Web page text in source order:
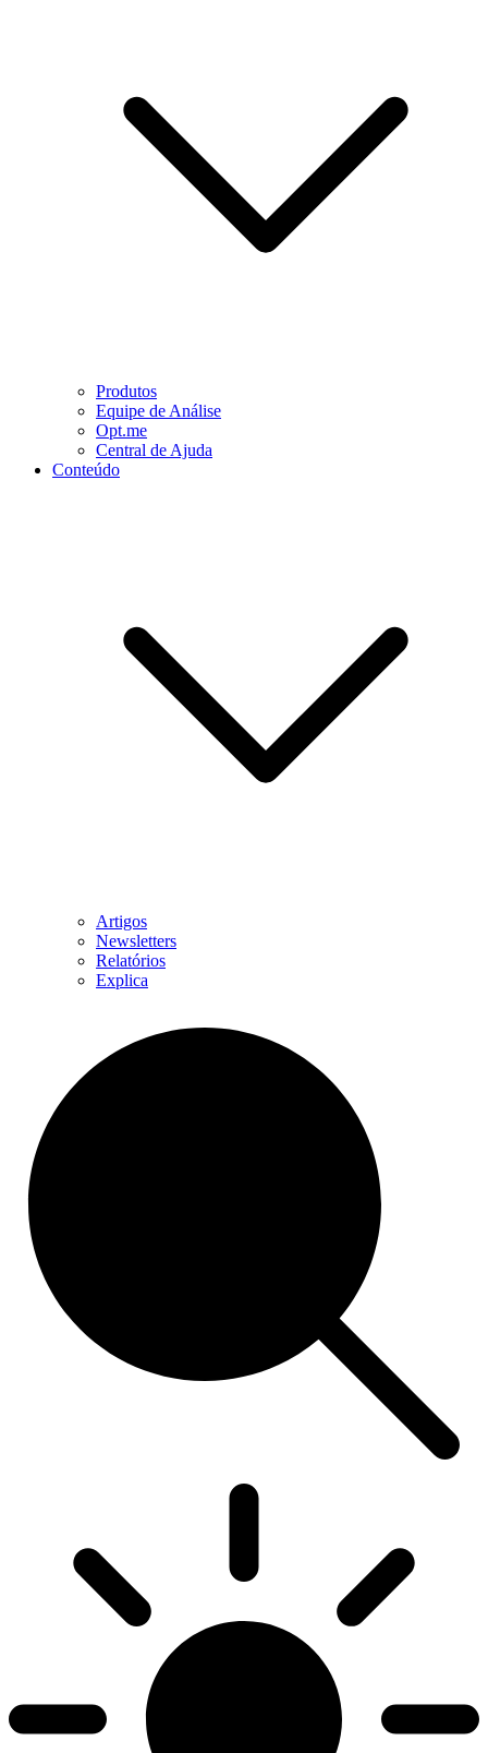
Produtos
Equipe de Análise
Opt.me
Central de Ajuda
Conteúdo
Artigos
Newsletters
Relatórios
Explica